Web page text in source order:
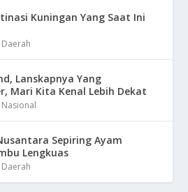
Kuningan Yang Saat Ini
Daerah
Lanskapnya Yang
Mari Kita Kenal Lebih Dekat
Nasional
Sepiring Ayam
Lengkuas
Daerah